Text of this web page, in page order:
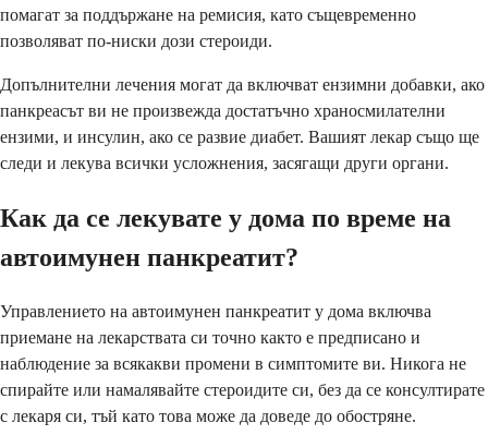
помагат за поддържане на ремисия, като същевременно
позволяват по-ниски дози стероиди.
Допълнителни лечения могат да включват ензимни добавки, ако
панкреасът ви не произвежда достатъчно храносмилателни
ензими, и инсулин, ако се развие диабет. Вашият лекар също ще
следи и лекува всички усложнения, засягащи други органи.
Как да се лекувате у дома по време на
автоимунен панкреатит?
Управлението на автоимунен панкреатит у дома включва
приемане на лекарствата си точно както е предписано и
наблюдение за всякакви промени в симптомите ви. Никога не
спирайте или намалявайте стероидите си, без да се консултирате
с лекаря си, тъй като това може да доведе до обостряне.